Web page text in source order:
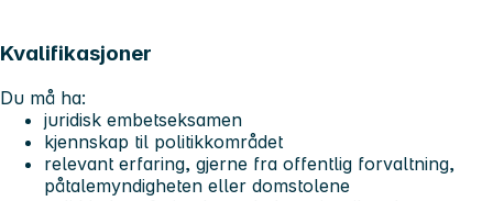
Kvalifikasjoner
Du må ha:
juridisk embetseksamen
kjennskap til politikkområdet
relevant erfaring, gjerne fra offentlig forvaltning,
påtalemyndigheten eller domstolene